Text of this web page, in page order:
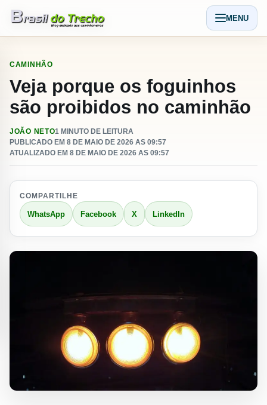
Abrir
MENU
CAMINHÃO
Veja porque os foguinhos
são proibidos no caminhão
JOÃO NETO1 MINUTO DE LEITURA
PUBLICADO EM 8 DE MAIO DE 2026 AS 09:57
ATUALIZADO EM 8 DE MAIO DE 2026 AS 09:57
COMPARTILHE
WhatsApp Facebook X LinkedIn